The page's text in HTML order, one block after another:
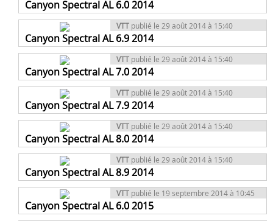
Canyon Spectral AL 6.0 2014
VTT publié le 29 août 2014 à 15:40
Canyon Spectral AL 6.9 2014
VTT publié le 29 août 2014 à 15:40
Canyon Spectral AL 7.0 2014
VTT publié le 29 août 2014 à 15:40
Canyon Spectral AL 7.9 2014
VTT publié le 29 août 2014 à 15:40
Canyon Spectral AL 8.0 2014
VTT publié le 29 août 2014 à 15:40
Canyon Spectral AL 8.9 2014
VTT publié le 19 septembre 2014 à 10:45
Canyon Spectral AL 6.0 2015